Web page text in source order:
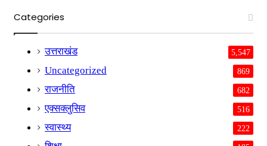
Categories
उत्तराखंड 5,547
Uncategorized 869
राजनीति 682
एक्सक्लुसिव 516
स्वास्थ्य 222